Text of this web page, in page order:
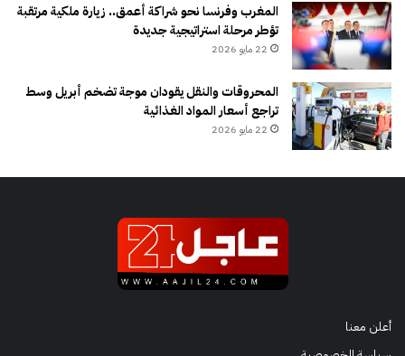
المغرب وفرنسا نحو شراكة أعمق.. زيارة ملكية مرتقبة
تؤطر مرحلة استراتيجية جديدة
22 مايو 2026
المحروقات والنقل يقودان موجة تضخم أبريل وسط
تراجع أسعار المواد الغذائية
22 مايو 2026
أعلن معنا